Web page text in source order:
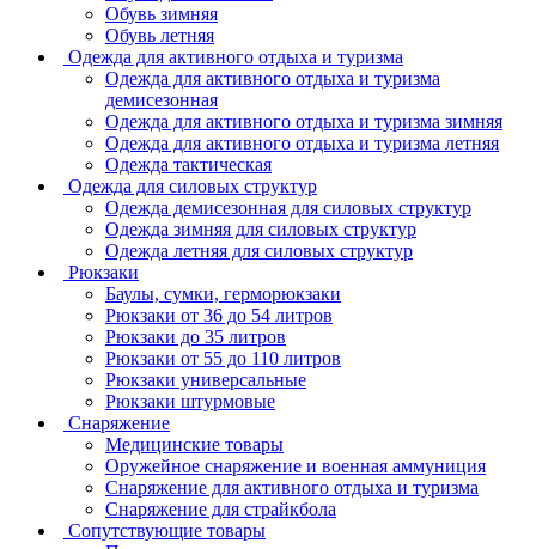
Обувь зимняя
Обувь летняя
Одежда для активного отдыха и туризма
Одежда для активного отдыха и туризма
демисезонная
Одежда для активного отдыха и туризма зимняя
Одежда для активного отдыха и туризма летняя
Одежда тактическая
Одежда для силовых структур
Одежда демисезонная для силовых структур
Одежда зимняя для силовых структур
Одежда летняя для силовых структур
Рюкзаки
Баулы, сумки, герморюкзаки
Рюкзаки от 36 до 54 литров
Рюкзаки до 35 литров
Рюкзаки от 55 до 110 литров
Рюкзаки универсальные
Рюкзаки штурмовые
Снаряжение
Медицинские товары
Оружейное снаряжение и военная аммуниция
Снаряжение для активного отдыха и туризма
Снаряжение для страйкбола
Сопутствующие товары